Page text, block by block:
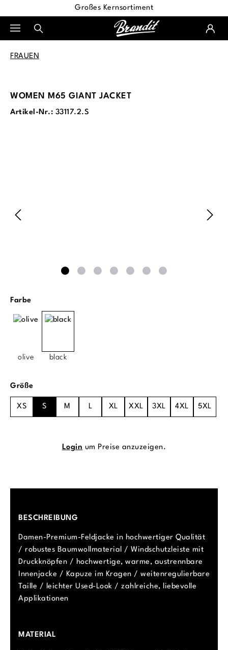
Großes Kernsortiment
FRAUEN
WOMEN M65 GIANT JACKET
Artikel-Nr.: 33117.2.S
Farbeauswählen
olive black
Größeauswählen
XS S M L XL XXL 3XL 4XL 5XL
Login um Preise anzuzeigen.
BESCHREIBUNG
Damen-Premium-Feldjacke in hochwertiger Qualität
/ robustes Baumwollmaterial / Windschutzleiste mit
Druckknöpfen / hochwertige, warme, austrennbare
Innenjacke / Kapuze im Kragen / weitenregulierbare
Taille / leichter Used-Look / zahlreiche, liebevolle
Applikationen
MATERIAL